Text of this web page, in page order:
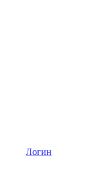
Логин